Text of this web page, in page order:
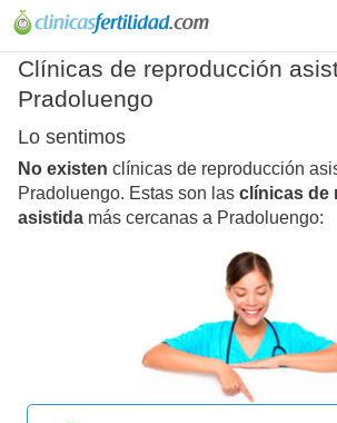
Clínicas de reproducción
Pradoluengo
Lo sentimos
No existen clínicas de reproducción
Pradoluengo. Estas son las clínicas de
asistida más cercanas a Pradoluengo: